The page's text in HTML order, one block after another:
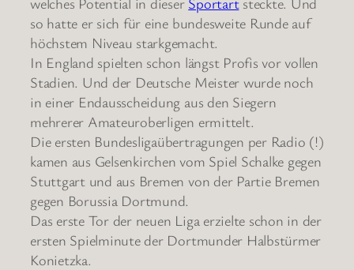
so hatte er sich für eine bundesweite Runde auf
höchstem Niveau starkgemacht.
In England spielten schon längst Profis vor vollen
Stadien. Und der Deutsche Meister wurde noch
in einer Endausscheidung aus den Siegern
mehrerer Amateuroberligen ermittelt.
Die ersten Bundesligaübertragungen per Radio (!)
kamen aus Gelsenkirchen vom Spiel Schalke gegen
Stuttgart und aus Bremen von der Partie Bremen
gegen Borussia Dortmund.
Das erste Tor der neuen Liga erzielte schon in der
ersten Spielminute der Dortmunder Halbstürmer
Konietzka.